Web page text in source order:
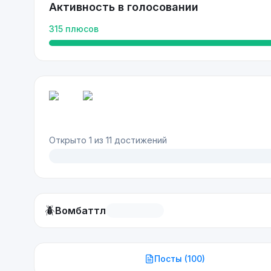
Активность в голосовании
315 плюсов
Открыто 1 из 11 достижений
🪲Вомбаттл
Посты (100)